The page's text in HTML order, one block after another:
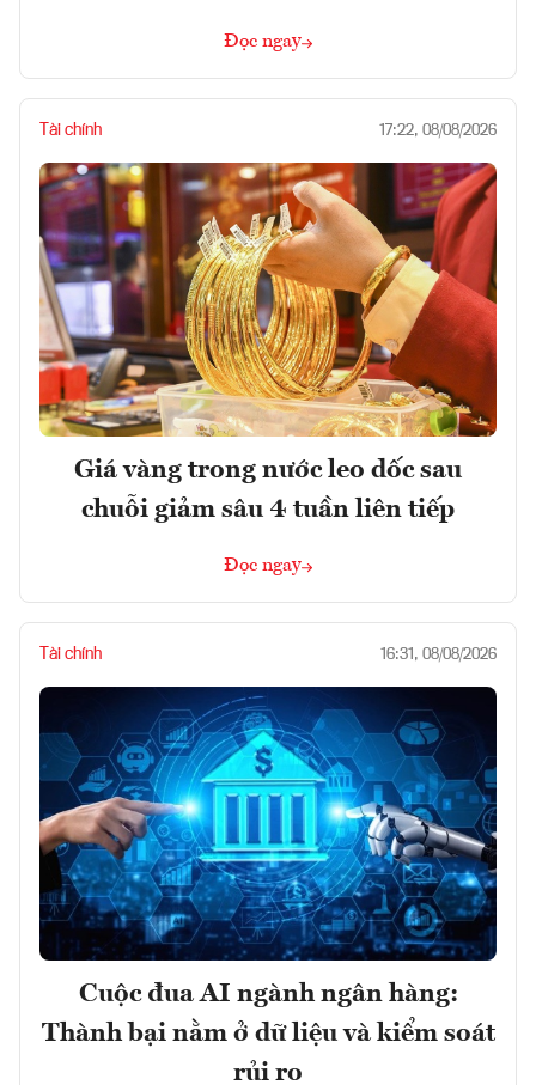
Đọc ngay
Tài chính 17:22, 08/08/2026
Giá vàng trong nước leo dốc sau
chuỗi giảm sâu 4 tuần liên tiếp
Đọc ngay
Tài chính 16:31, 08/08/2026
Cuộc đua AI ngành ngân hàng:
Thành bại nằm ở dữ liệu và kiểm soát
rủi ro